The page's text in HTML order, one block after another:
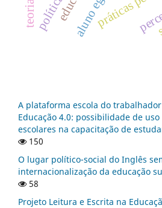
A plataforma escola do
Educação 4.0: possibilidade de
escolares na capacitação de
150
O lugar político-social do Inglês
internacionalização da educação
58
Projeto Leitura e Escrita na